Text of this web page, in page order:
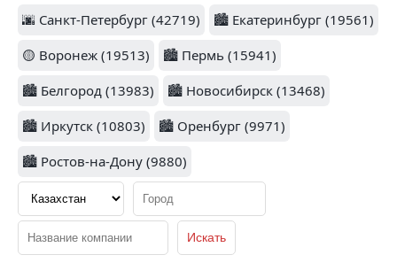
FIX PRICE (4) ART FLOWERS (4)
KULAN OIL (4)
🌆 Санкт-Петербург (42719)
🏙️ Екатеринбург (19561)
🟡 Воронеж (19513)
🏙️ Пермь (15941)
🏙️ Белгород (13983)
🏙️ Новосибирск (13468)
🏙️ Иркутск (10803)
🏙️ Оренбург (9971)
🏙️ Ростов-на-Дону (9880)